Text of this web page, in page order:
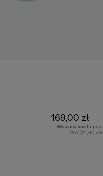
169,00 zł
Wliczona kwota
VAT (31,60